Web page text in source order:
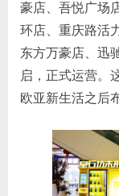
豪店、吾悦广场
环店、重庆路活
东方万豪店、迅
启，正式运营。
欧亚新生活之后